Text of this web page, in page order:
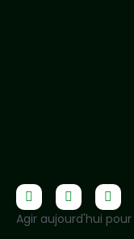
Agir aujourd'hui